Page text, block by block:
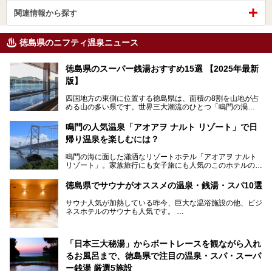
関連情報から探す
徳島県のニフティ温泉ニュース
徳島県のスーパー銭湯おすすめ15選 【2025年最新
版】
四国地方の東側に位置する徳島県は、面積の8割を山地が占
める山の多い県です。世界三大潮流のひとつ「鳴門の渦
吉野川上流域の秘境・祖谷渓、アカウミガメの産卵地として
知られる太平洋岸の大浜海岸など、同じ徳島県内でも、山に
隔てられた地域ごとに異なる風情を楽しめます。
徳島県は、淡路島経由での京阪神エリアへのアクセスの良さ
も魅力です。大阪や神戸など大都市への高速バス路線も充実
着できます。ここでは、そんな徳島県でおすすめのスーパー
銭湯をまとめてご紹介します。
鳴門の人気温泉「アオアヲ ナルト リゾート」で日
帰り温泉を楽しむには？
鳴門の海に面した瀟洒なリゾートホテル「アオアヲ ナルト
リゾート」。家族旅行にも女子旅にも人気のこのホテルの日
ティも全部体験してみたいという贅沢な悩みも叶いますよ！
温泉からは海一望です。
徳島県でサウナがオススメの温泉・銭湯・スパ10選
サウナ人気が加熱している昨今、巨大な温浴施設の他、ビジ
ネスホテルのサウナも人気です。
いきます！
「日本三大秘湯」からボートレースを観ながら入れ
るお風呂まで、徳島県で注目の温泉・スパ・スーパ
ー銭湯 厳選5施設